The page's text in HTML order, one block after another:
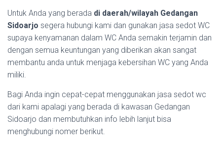
Untuk Anda yang berada di daerah/wilayah Gedangan
Sidoarjo segera hubungi kami dan gunakan jasa sedot WC
supaya kenyamanan dalam WC Anda semakin terjamin dan
dengan semua keuntungan yang diberikan akan sangat
membantu anda untuk menjaga kebersihan WC yang Anda
miliki.
Bagi Anda ingin cepat-cepat menggunakan jasa sedot wc
dari kami apalagi yang berada di kawasan Gedangan
Sidoarjo dan membutuhkan info lebih lanjut bisa
menghubungi nomer berikut.